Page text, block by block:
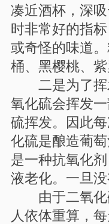
凑近酒杯，深
时非常好的指
或奇怪的味道
桶、黑樱桃、
二是为了挥
氧化硫会挥发
硫挥发。因此
化硫是酿造葡
是一种抗氧化
液老化。一旦
由于二氧化
人依体重算，